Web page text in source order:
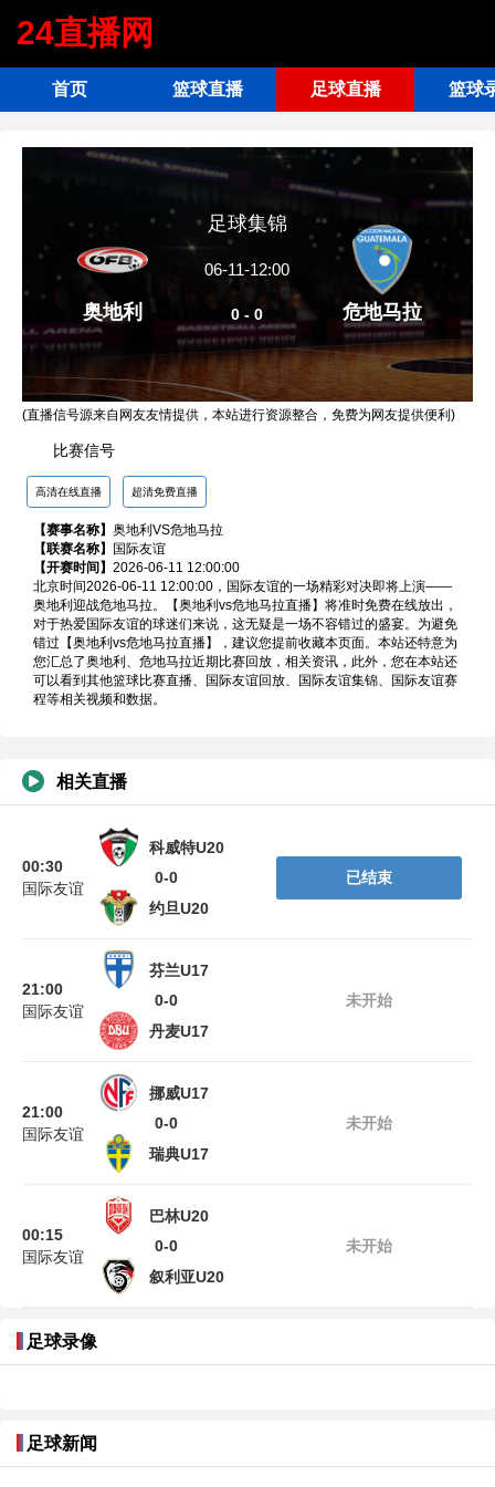
24直播网
首页 篮球直播 足球直播 篮球
奥地利
足球集锦
06-11-12:00
0 - 0 危地马拉
(直播信号源来自网友友情提供，本站进行资源整合，免费为网友提供便利)
比赛信号
高清在线直播 超清免费直播
【赛事名称】 奥地利VS危地马拉
【联赛名称】
国际友谊
【开赛时间】 2026-06-11 12:00:00
北京时间2026-06-11 12:00:00，国际友谊的一场精彩对决即将上演——
奥地利迎战危地马拉。【奥地利vs危地马拉直播】将准时免费在线放出，
对于热爱国际友谊的球迷们来说，这无疑是一场不容错过的盛宴。为避免
错过【奥地利vs危地马拉直播】，建议您提前收藏本页面。本站还特意为
您汇总了奥地利、危地马拉近期比赛回放，相关资讯，此外，您在本站还
可以看到其他篮球比赛直播、国际友谊回放、国际友谊集锦、国际友谊赛
程等相关视频和数据。
相关直播
00:30
国际友谊
科威特U20
0-0
约旦U20
已结束
21:00
国际友谊
芬兰U17
0-0
丹麦U17
未开始
21:00
国际友谊
挪威U17
0-0
瑞典U17
未开始
00:15
国际友谊
巴林U20
0-0
叙利亚U20
未开始
足球录像
足球新闻